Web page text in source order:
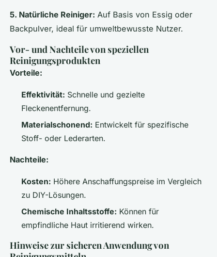
5. Natürliche Reiniger: Auf Basis von Essig oder
Backpulver, ideal für umweltbewusste Nutzer.
Vor- und Nachteile von speziellen
Reinigungsprodukten
Vorteile:
Effektivität: Schnelle und gezielte
Fleckenentfernung.
Materialschonend: Entwickelt für spezifische
Stoff- oder Lederarten.
Nachteile:
Kosten: Höhere Anschaffungspreise im Vergleich
zu DIY-Lösungen.
Chemische Inhaltsstoffe: Können für
empfindliche Haut irritierend wirken.
Hinweise zur sicheren Anwendung von